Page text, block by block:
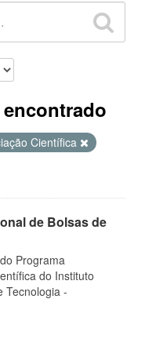
Científica
de Bolsas de
Programa
do Instituto
Tecnologia -